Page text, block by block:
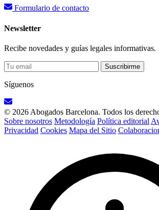
Formulario de contacto
Newsletter
Recibe novedades y guías legales informativas.
Suscribirme
Síguenos
© 2026 Abogados Barcelona. Todos los
Sobre nosotros Metodología Política editorial
Privacidad Cookies Mapa del Sitio